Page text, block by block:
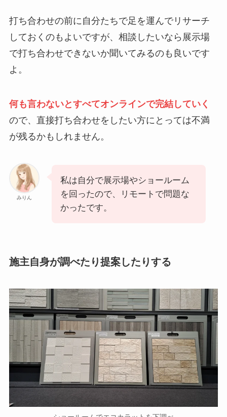
打ち合わせの前に自分たちで足を運んでリサーチ
しておくのもよいですが、相談したいなら展示場
で打ち合わせできないか聞いてみるのも良いです
よ。
何も言わないとすべてオンラインで完結していく
ので、直接打ち合わせをしたい方にとっては不満
が残るかもしれません。
みりん
私は自分で展示場やショールーム
を回ったので、リモートで問題な
かったです。
施主自身が調べたり提案したりする